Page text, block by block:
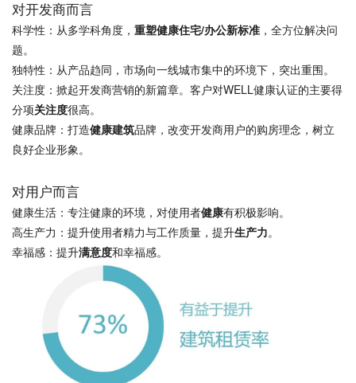
对开发商而言
科学性：从多学科角度， 重塑健康住宅/办公新标准 ，全方位解决问
题。
独特性：从产品趋同，市场向一线城市集中的环境下，突出重围。
关注度：掀起开发商营销的新篇章。客户对WELL健康认证的主要得
分项关注度很高。
健康品牌：打造健康建筑品牌，改变开发商用户的购房理念，树立
良好企业形象。
对用户而言
健康生活：专注健康的环境，对使用者健康有积极影响。
高生产力：提升使用者精力与工作质量，提升生产力。
幸福感：提升满意度和幸福感。